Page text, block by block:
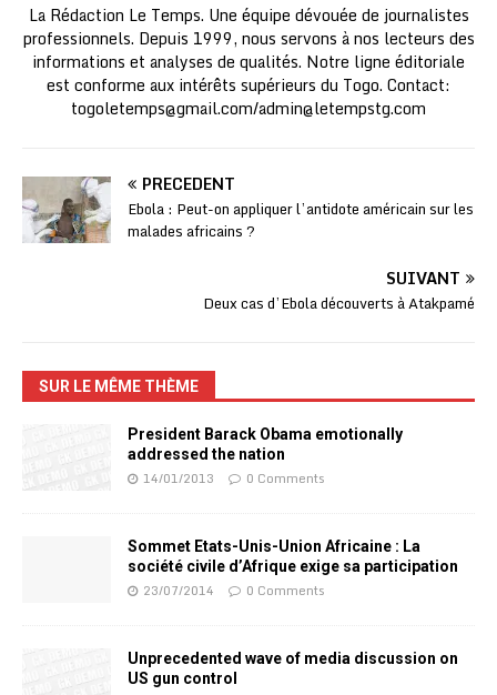
La Rédaction Le Temps. Une équipe dévouée de journalistes
professionnels. Depuis 1999, nous servons à nos lecteurs des
informations et analyses de qualités. Notre ligne éditoriale
est conforme aux intérêts supérieurs du Togo. Contact:
togoletemps@gmail.com/admin@letempstg.com
PRÉCÉDENT
Ebola : Peut-on appliquer l’antidote américain sur les
malades africains ?
SUIVANT
Deux cas d’Ebola découverts à Atakpamé
SUR LE MÊME THÈME
President Barack Obama emotionally
addressed the nation
14/01/2013 0 Comments
Sommet Etats-Unis-Union Africaine : La
société civile d’Afrique exige sa participation
23/07/2014 0 Comments
Unprecedented wave of media discussion on
US gun control